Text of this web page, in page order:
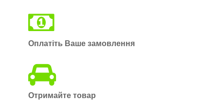
Оплатіть Ваше замовлення
Отримайте товар